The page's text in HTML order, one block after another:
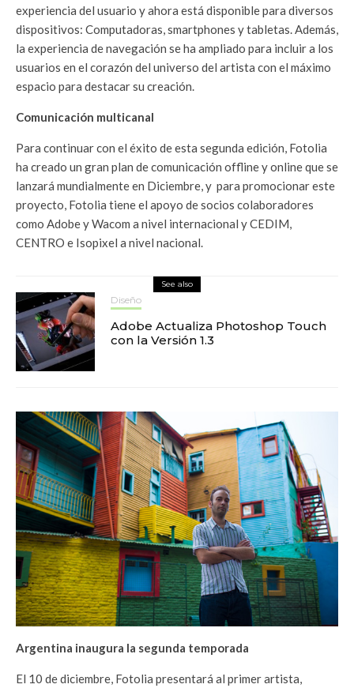
experiencia del usuario y ahora está disponible para diversos
dispositivos: Computadoras, smartphones y tabletas. Además,
la experiencia de navegación se ha ampliado para incluir a los
usuarios en el corazón del universo del artista con el máximo
espacio para destacar su creación.
Comunicación multicanal
Para continuar con el éxito de esta segunda edición, Fotolia
ha creado un gran plan de comunicación offline y online que se
lanzará mundialmente en Diciembre, y para promocionar este
proyecto, Fotolia tiene el apoyo de socios colaboradores
como Adobe y Wacom a nivel internacional y CEDIM,
CENTRO e Isopixel a nivel nacional.
See also
Diseño
Adobe Actualiza Photoshop Touch
con la Versión 1.3
Argentina inaugura la segunda temporada
El 10 de diciembre, Fotolia presentará al primer artista,